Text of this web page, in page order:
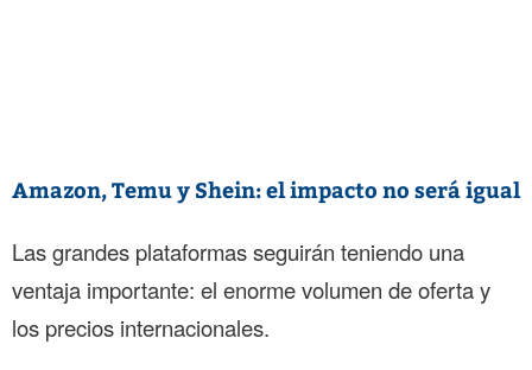
Amazon, Temu y Shein: el impacto no será igual
Las grandes plataformas seguirán teniendo una
ventaja importante: el enorme volumen de oferta y
los precios internacionales.